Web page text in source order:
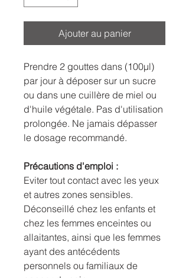
Ajouter au panier
Prendre 2 gouttes dans (100µl)
par jour à déposer sur un sucre
ou dans une cuillère de miel ou
d'huile végétale. Pas d'utilisation
prolongée. Ne jamais dépasser
le dosage recommandé.
Précautions d'emploi :
Eviter tout contact avec les yeux
et autres zones sensibles.
Déconseillé chez les enfants et
chez les femmes enceintes ou
allaitantes, ainsi que les femmes
ayant des antécédents
personnels ou familiaux de